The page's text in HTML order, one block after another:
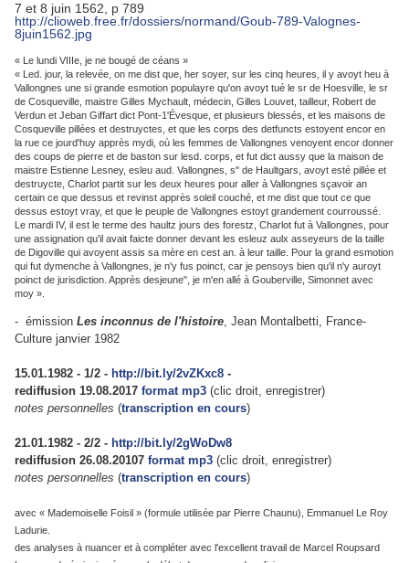
7 et 8 juin 1562, p 789
http://clioweb.free.fr/dossiers/normand/Goub-789-Valognes-
8juin1562.jpg
« Le lundi VIIIe, je ne bougé de céans »
« Led. jour, la relevée, on me dist que, her soyer, sur les cinq heures, il y avoyt heu à
Vallongnes une si grande esmotion populayre qu'on avoyt tué le sr de Hoesville, le sr
de Cosqueville, maistre Gilles Mychault, médecin, Gilles Louvet, tailleur, Robert de
Verdun et Jeban Giffart dict Pont-1'Évesque, et plusieurs blessés, et les maisons de
Cosqueville pillées et destruyctes, et que les corps des detfuncts estoyent encor en
la rue ce jourd'huy apprès mydi, où les femmes de Vallongnes venoyent encor donner
des coups de pierre et de baston sur lesd. corps, et fut dict aussy que la maison de
maistre Estienne Lesney, esleu aud. Vallongnes, s'' de Haultgars, avoyt esté pillée et
destruycte, Charlot partit sur les deux heures pour aller à Vallongnes sçavoir an
certain ce que dessus et revinst apprès soleil couché, et me dist que tout ce que
dessus estoyt vray, et que le peuple de Vallongnes estoyt grandement courroussé.
Le mardi IV, il est le terme des haultz jours des forestz, Charlot fut à Vallongnes, pour
une assignation qu'il avait faicte donner devant les esleuz aulx asseyeurs de la taille
de Digoville qui avoyent assis sa mère en cest an. à leur taille. Pour la grand esmotion
qui fut dymenche à Vallongnes, je n'y fus poinct, car je pensoys bien qu'il n'y auroyt
poinct de jurisdiction. Apprès desjeune", je m'en allé à Gouberville, Simonnet avec
moy ».
- émission Les inconnus de l'histoire, Jean Montalbetti, France-
Culture janvier 1982
15.01.1982 - 1/2 - http://bit.ly/2vZKxc8 -
rediffusion 19.08.2017 format mp3 (clic droit, enregistrer)
notes personnelles (transcription en cours)
21.01.1982 - 2/2 - http://bit.ly/2gWoDw8
rediffusion 26.08.20107 format mp3 (clic droit, enregistrer)
notes personnelles (transcription en cours)
avec « Mademoiselle Foisil » (formule utilisée par Pierre Chaunu), Emmanuel Le Roy
Ladurie.
des analyses à nuancer et à compléter avec l'excellent travail de Marcel Roupsard